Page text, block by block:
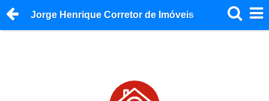
Jorge Henrique Corretor de Imóveis